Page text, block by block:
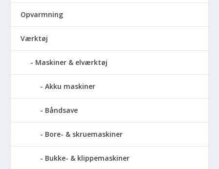
Opvarmning
Værktøj
Maskiner & elværktøj
Akku maskiner
Båndsave
Bore- & skruemaskiner
Bukke- & klippemaskiner